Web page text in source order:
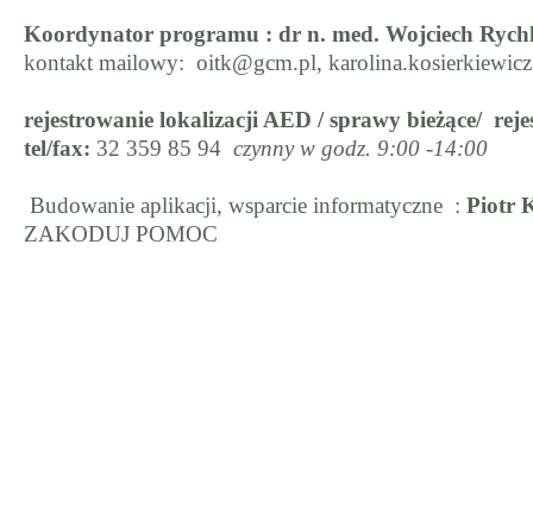
Koordynator programu : dr n. med. Wojciech
kontakt mailowy: oitk@gcm.pl,
rejestrowanie lokalizacji AED / sprawy bieżące/
tel/fax: 32 359 85 94 czynny w godz. 9:00 -14:00
Budowanie aplikacji, wsparcie informatyczne : Piotr
ZAKODUJ POMOC